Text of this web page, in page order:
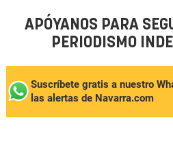
APÓYANOS PARA
PERIODISMO
Suscríbete gratis a nuestro
las alertas de Navarra.com